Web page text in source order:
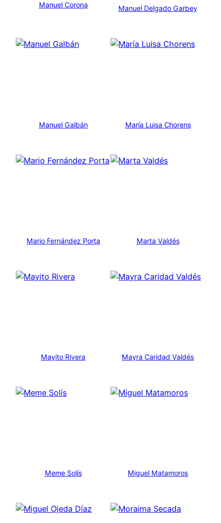
Manuel Corona Manuel Delgado Garbey
Manuel Galbán María Luisa Chorens
Mario Fernández Porta Marta Valdés
Mayito Rivera Mayra Caridad Valdés
Meme Solís Miguel Matamoros